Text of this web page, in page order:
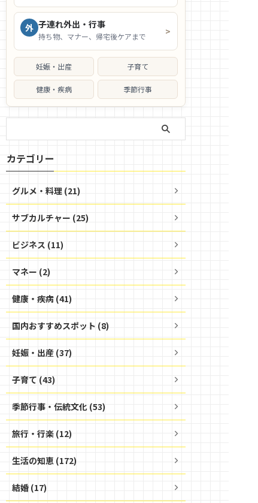
外 子連れ外出・行事
持ち物、マナー、帰宅後ケアまで >
妊娠・出産 子育て
健康・疾病 季節行事
カテゴリー
グルメ・料理 (21)
サブカルチャー (25)
ビジネス (11)
マネー (2)
健康・疾病 (41)
国内おすすめスポット (8)
妊娠・出産 (37)
子育て (43)
季節行事・伝統文化 (53)
旅行・行楽 (12)
生活の知恵 (172)
結婚 (17)